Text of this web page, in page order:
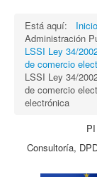
Está aquí: Inicio
Administración
LSSI Ley 34/
de comercio
LSSI Ley 34/
de comercio
electrónica
Consultoría,